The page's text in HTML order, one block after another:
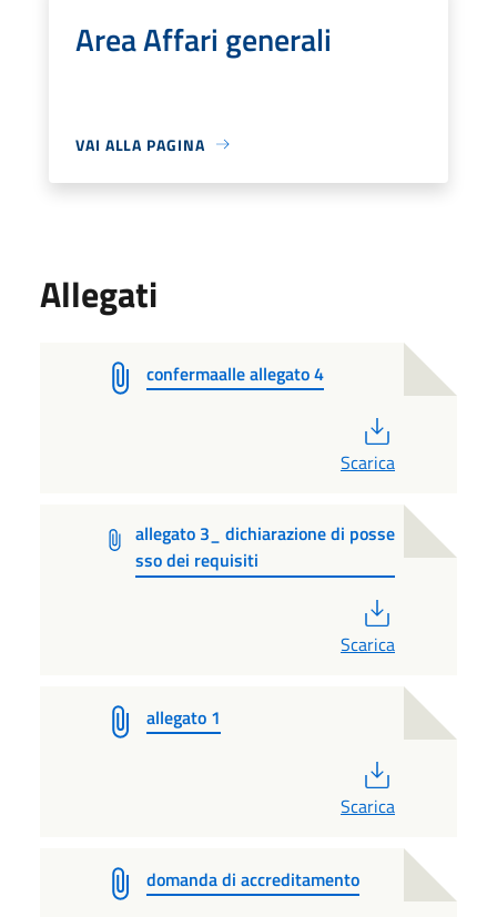
Area Affari generali
VAI ALLA PAGINA
Allegati
confermaalle allegato 4
Scarica
allegato 3_ dichiarazione di posse
sso dei requisiti
Scarica
allegato 1
Scarica
domanda di accreditamento